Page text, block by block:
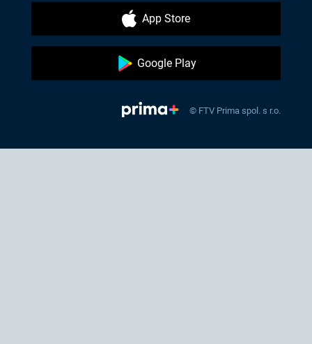
App Store
Google Play
© FTV Prima spol. s r.o.